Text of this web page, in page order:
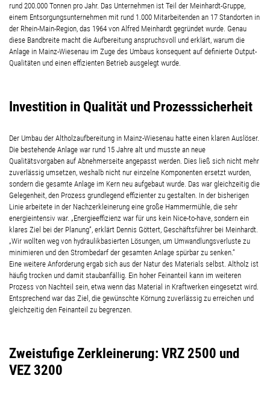
rund 200.000 Tonnen pro Jahr. Das Unternehmen ist Teil der Meinhardt-Gruppe,
einem Entsorgungsunternehmen mit rund 1.000 Mitarbeitenden an 17 Standorten in
der Rhein-Main-Region, das 1964 von Alfred Meinhardt gegründet wurde. Genau
diese Bandbreite macht die Aufbereitung anspruchsvoll und erklärt, warum die
Anlage in Mainz-Wiesenau im Zuge des Umbaus konsequent auf definierte Output-
Qualitäten und einen effizienten Betrieb ausgelegt wurde.
Investition in Qualität und Prozesssicherheit
Der Umbau der Altholzaufbereitung in Mainz-Wiesenau hatte einen klaren Auslöser.
Die bestehende Anlage war rund 15 Jahre alt und musste an neue
Qualitätsvorgaben auf Abnehmerseite angepasst werden. Dies ließ sich nicht mehr
zuverlässig umsetzen, weshalb nicht nur einzelne Komponenten ersetzt wurden,
sondern die gesamte Anlage im Kern neu aufgebaut wurde. Das war gleichzeitig die
Gelegenheit, den Prozess grundlegend effizienter zu gestalten. In der bisherigen
Linie arbeitete in der Nachzerkleinerung eine große Hammermühle, die sehr
energieintensiv war. „Energieeffizienz war für uns kein Nice-to-have, sondern ein
klares Ziel bei der Planung“, erklärt Dennis Göttert, Geschäftsführer bei Meinhardt.
„Wir wollten weg von hydraulikbasierten Lösungen, um Umwandlungsverluste zu
minimieren und den Strombedarf der gesamten Anlage spürbar zu senken.“
Eine weitere Anforderung ergab sich aus der Natur des Materials selbst. Altholz ist
häufig trocken und damit staubanfällig. Ein hoher Feinanteil kann im weiteren
Prozess von Nachteil sein, etwa wenn das Material in Kraftwerken eingesetzt wird.
Entsprechend war das Ziel, die gewünschte Körnung zuverlässig zu erreichen und
gleichzeitig den Feinanteil zu begrenzen.
Zweistufige Zerkleinerung: VRZ 2500 und
VEZ 3200